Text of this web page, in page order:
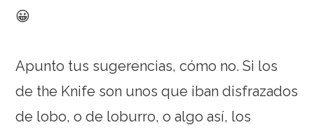
😀
Apunto tus sugerencias, cómo no. Si los
de the Knife son unos que iban disfrazados
de lobo, o de loburro, o algo así, los